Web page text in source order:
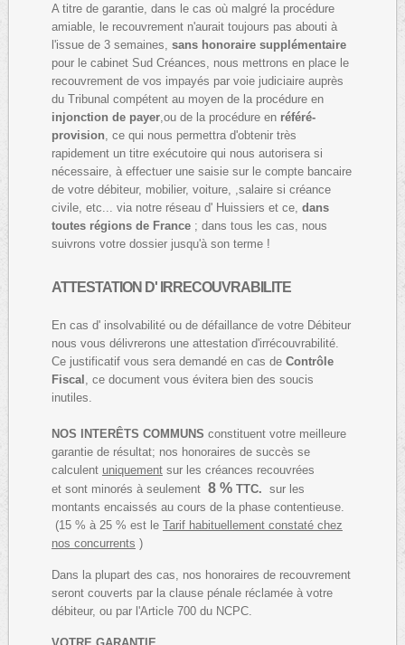
A titre de garantie, dans le cas où malgré la procédure
amiable, le recouvrement n'aurait toujours pas abouti à
l'issue de 3 semaines, sans honoraire supplémentaire
pour le cabinet Sud Créances, nous mettrons en place le
recouvrement de vos impayés par voie judiciaire auprès
du Tribunal compétent au moyen de la procédure en
injonction de payer,ou de la procédure en référé-
provision , ce qui nous permettra d'obtenir très
rapidement un titre exécutoire qui nous autorisera si
nécessaire, à effectuer une saisie sur le compte bancaire
de votre débiteur, mobilier, voiture, ,salaire si créance
civile, etc... via notre réseau d' Huissiers et ce, dans
toutes régions de France; dans tous les cas, nous
suivrons votre dossier jusqu'à son terme !
ATTESTATION D' IRRECOUVRABILITE
En cas d' insolvabilité ou de défaillance de votre Débiteur
nous vous délivrerons une attestation d'irrécouvrabilité.
Ce justificatif vous sera demandé en cas de Contrôle
Fiscal , ce document vous évitera bien des soucis
inutiles.
NOS INTERÊTS COMMUNS constituent votre meilleure
garantie de résultat; nos honoraires de succès se
calculent uniquementsur les créances recouvrées
et sont minorés à seulement 8 %TTC. sur les
montants encaissés au cours de la phase contentieuse.
(15 % à 25 % est le Tarif habituellement constaté chez
nos concurrents )
Dans la plupart des cas, nos honoraires de recouvrement
seront couverts par la clause pénale réclamée à votre
débiteur, ou par l'Article 700 du NCPC.